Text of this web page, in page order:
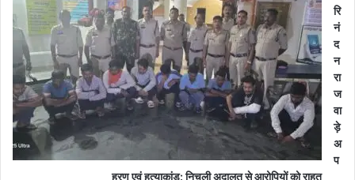
रि
नं
द
न
रा
ज
वा
ड़े
अ
प
हरण एवं हत्याकांड: निचली अदालत से आरोपियों को राहत